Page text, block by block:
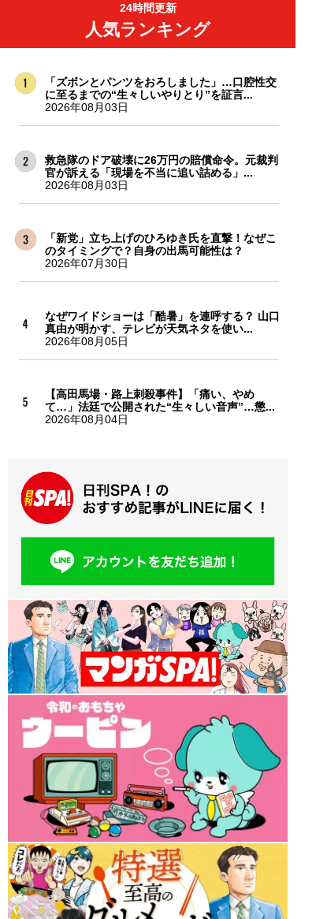
24時間更新
人気ランキング
「ズボンとパンツをおろしました」…口腔性交
に至るまでの“生々しいやりとり”を証言...
2026年08月03日
救急隊のドア破壊に26万円の賠償命令。元裁判
官が訴える「現場を不当に追い詰める」...
2026年08月03日
「新党」立ち上げのひろゆき氏を直撃！なぜこ
のタイミングで？自身の出馬可能性は？
2026年07月30日
なぜワイドショーは「酷暑」を連呼する？ 山口
真由が明かす、テレビが天気ネタを使い...
2026年08月05日
【高田馬場・路上刺殺事件】「痛い、やめ
て…」法廷で公開された“生々しい音声”…懲...
2026年08月04日